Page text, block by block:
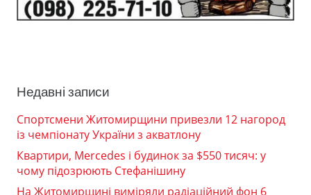
Недавні записи
Спортсмени Житомирщини привезли 12 нагород
із чемпіонату України з акватлону
Квартири, Mercedes і будинок за $550 тисяч: у
чому підозрюють Стефанішину
На Житомирщині виміряли радіаційний фон 6